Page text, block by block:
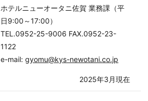
ホテルニューオータニ佐賀 業務課（平
日9:00～17:00）
TEL.0952-25-9006 FAX.0952-23-
1122
e-mail:gyomu@kys-newotani.co.jp
2025年3月現在